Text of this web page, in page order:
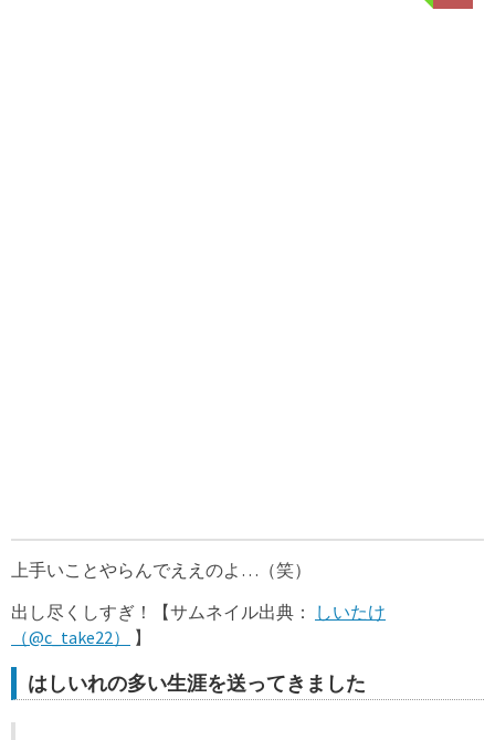
上手いことやらんでええのよ…（笑）
出し尽くしすぎ！【サムネイル出典：
しいたけ
（@c_take22）
】
はしいれの多い生涯を送ってきました